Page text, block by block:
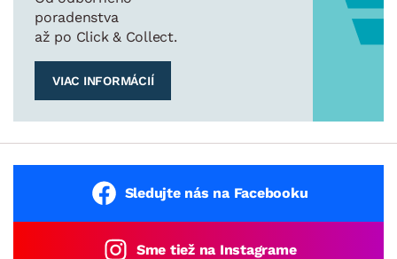
poradenstva
až po Click & Collect.
VIAC INFORMÁCIÍ
Sledujte nás na Facebooku
Sme tiež na Instagrame